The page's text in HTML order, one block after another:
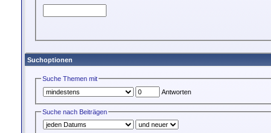
Suchoptionen
Suche Themen mit
Antworten
Suche nach Beiträgen